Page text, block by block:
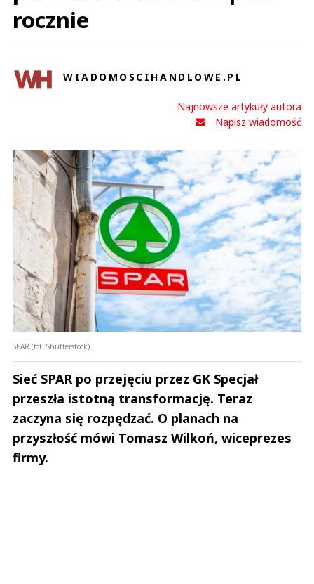
rocznie
WIADOMOSCIHANDLOWE.PL
Najnowsze artykuły autora
Napisz wiadomość
SPAR (fot. Shutterstock)
Sieć SPAR po przejęciu przez GK Specjał
przeszła istotną transformację. Teraz
zaczyna się rozpędzać. O planach na
przyszłość mówi Tomasz Wilkoń, wiceprezes
firmy.